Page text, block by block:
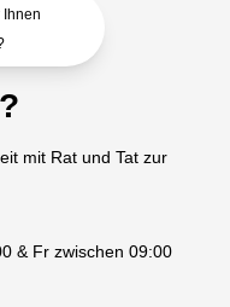
Ihnen
mit Rat und Tat zur
& Fr zwischen 09:00